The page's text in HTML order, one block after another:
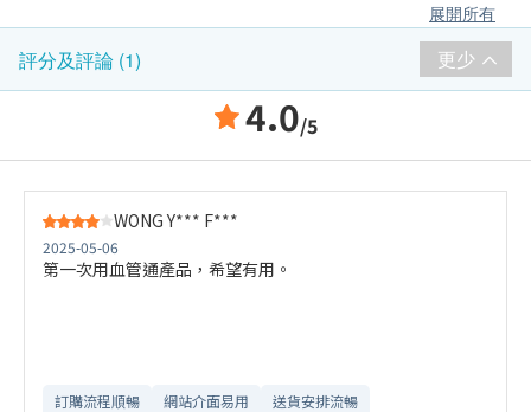
展開所有
評分及評論 (1) 更少
4.0/5
WONG Y*** F***
2025-05-06
第一次用血管通產品，希望有用。
訂購流程順暢 網站介面易用 送貨安排流暢